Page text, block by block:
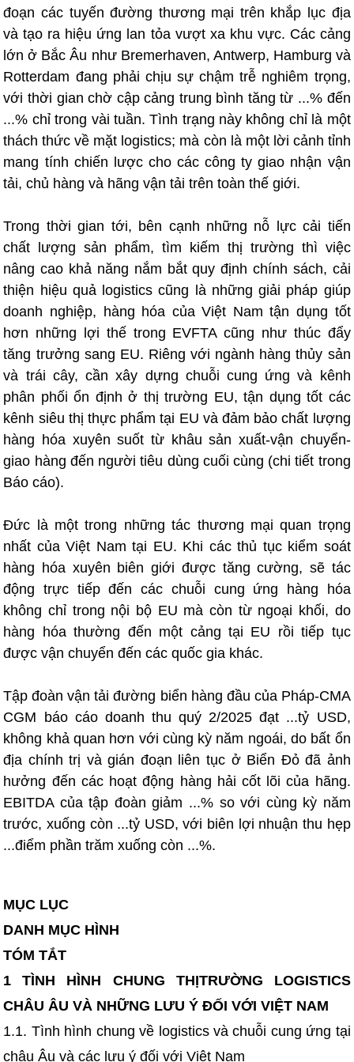
đoạn các tuyến đường thương mại trên khắp lục địa
và tạo ra hiệu ứng lan tỏa vượt xa khu vực. Các cảng
lớn ở Bắc Âu như Bremerhaven, Antwerp, Hamburg và
Rotterdam đang phải chịu sự chậm trễ nghiêm trọng,
với thời gian chờ cập cảng trung bình tăng từ ...% đến
...% chỉ trong vài tuần. Tình trạng này không chỉ là một
thách thức về mặt logistics; mà còn là một lời cảnh tỉnh
mang tính chiến lược cho các công ty giao nhận vận
tải, chủ hàng và hãng vận tải trên toàn thế giới.
Trong thời gian tới, bên cạnh những nỗ lực cải tiến
chất lượng sản phẩm, tìm kiếm thị trường thì việc
nâng cao khả năng nắm bắt quy định chính sách, cải
thiện hiệu quả logistics cũng là những giải pháp giúp
doanh nghiệp, hàng hóa của Việt Nam tận dụng tốt
hơn những lợi thế trong EVFTA cũng như thúc đẩy
tăng trưởng sang EU. Riêng với ngành hàng thủy sản
và trái cây, cần xây dựng chuỗi cung ứng và kênh
phân phối ổn định ở thị trường EU, tận dụng tốt các
kênh siêu thị thực phẩm tại EU và đảm bảo chất lượng
hàng hóa xuyên suốt từ khâu sản xuất-vận chuyển-
giao hàng đến người tiêu dùng cuối cùng (chi tiết trong
Báo cáo).
Đức là một trong những tác thương mại quan trọng
nhất của Việt Nam tại EU. Khi các thủ tục kiểm soát
hàng hóa xuyên biên giới được tăng cường, sẽ tác
động trực tiếp đến các chuỗi cung ứng hàng hóa
không chỉ trong nội bộ EU mà còn từ ngoại khối, do
hàng hóa thường đến một cảng tại EU rồi tiếp tục
được vận chuyển đến các quốc gia khác.
Tập đoàn vận tải đường biển hàng đầu của Pháp-CMA
CGM báo cáo doanh thu quý 2/2025 đạt ...tỷ USD,
không khả quan hơn với cùng kỳ năm ngoái, do bất ổn
địa chính trị và gián đoạn liên tục ở Biển Đỏ đã ảnh
hưởng đến các hoạt động hàng hải cốt lõi của hãng.
EBITDA của tập đoàn giảm ...% so với cùng kỳ năm
trước, xuống còn ...tỷ USD, với biên lợi nhuận thu hẹp
...điểm phần trăm xuống còn ...%.
MỤC LỤC
DANH MỤC HÌNH
TÓM TẮT
1 TÌNH HÌNH CHUNG THỊTRƯỜNG LOGISTICS
CHÂU ÂU VÀ NHỮNG LƯU Ý ĐỐI VỚI VIỆT NAM
1.1. Tình hình chung về logistics và chuỗi cung ứng tại
châu Âu và các lưu ý đối với Việt Nam